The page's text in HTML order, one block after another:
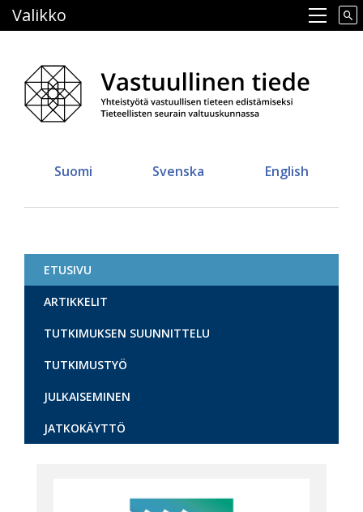
pääsisältöön
Main navigation
Valikko
Suomi Svenska English
Vastuullinen tiede
ETUSIVU
ARTIKKELIT
TUTKIMUKSEN SUUNNITTELU
TUTKIMUSTYÖ
JULKAISEMINEN
JATKOKÄYTTÖ